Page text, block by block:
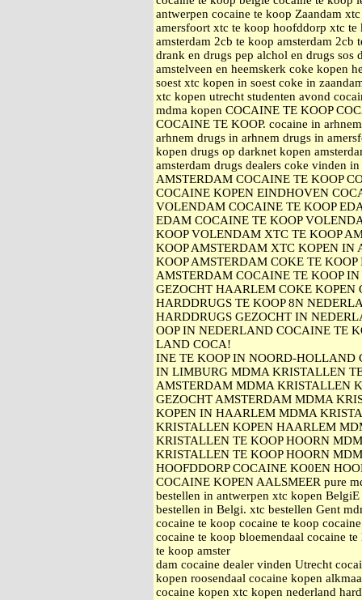
antwerpen cocaine te koop Zaandam
amersfoort xtc te koop hoofddorp xtc te
amsterdam 2cb te koop amsterdam 2cb
drank en drugs pep alchol en drugs sos
amstelveen en heemskerk coke kopen
soest xtc kopen in soest coke in
xtc kopen utrecht studenten avond
mdma kopen COCAINE TE KOOP
COCAINE TE KOOP. cocaine in
arhnem drugs in arhnem drugs in
kopen drugs op darknet kopen
amsterdam drugs dealers coke vinden
AMSTERDAM COCAINE TE KOOP
COCAINE KOPEN EINDHOVEN
VOLENDAM COCAINE TE KOOP
EDAM COCAINE TE KOOP
KOOP VOLENDAM XTC TE KOOP
KOOP AMSTERDAM XTC KOPEN
KOOP AMSTERDAM COKE TE
AMSTERDAM COCAINE TE KOOP
GEZOCHT HAARLEM COKE
HARDDRUGS TE KOOP 8N
HARDDRUGS GEZOCHT IN
OOP IN NEDERLAND COCAINE TE
LAND COCA!
INE TE KOOP IN NOORD-HOLLAND
IN LIMBURG MDMA KRISTALLEN
AMSTERDAM MDMA KRISTALLEN
GEZOCHT AMSTERDAM MDMA
KOPEN IN HAARLEM MDMA
KRISTALLEN KOPEN HAARLEM
KRISTALLEN TE KOOP HOORN
KRISTALLEN TE KOOP HOORN
HOOFDDORP COCAINE KO0EN
COCAINE KOPEN AALSMEER pure
bestellen in antwerpen xtc kopen
bestellen in Belgi. xtc bestellen Gent
cocaine te koop cocaine te koop
cocaine te koop bloemendaal cocaine
te koop amster
dam cocaine dealer vinden Utrecht
kopen roosendaal cocaine kopen
cocaine kopen xtc kopen nederland